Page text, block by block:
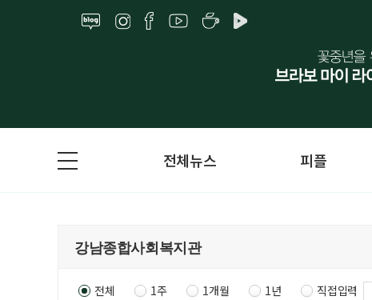
전체뉴스 피플
전체 1주 1개월 1년 직접입력